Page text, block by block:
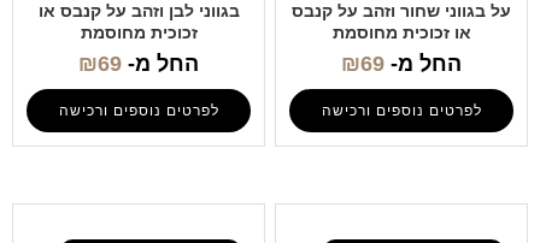
על בגווני שחור וזהב על קנבס
או זכוכית מחוסמת
החל מ- ₪69
לפרטים נוספים ורכישה
בגווני לבן וזהב על קנבס או
זכוכית מחוסמת
החל מ- ₪69
לפרטים נוספים ורכישה